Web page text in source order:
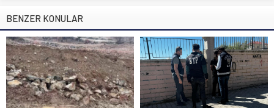
BENZER KONULAR